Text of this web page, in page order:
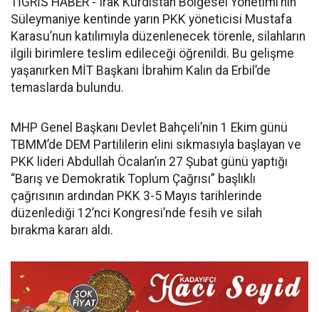
Süleymaniye kentinde yarın PKK yöneticisi Mustafa
Karasu’nun katılımıyla düzenlenecek törenle, silahların
ilgili birimlere teslim edileceği öğrenildi. Bu gelişme
yaşanırken MİT Başkanı İbrahim Kalın da Erbil’de
temaslarda bulundu.
MHP Genel Başkanı Devlet Bahçeli’nin 1 Ekim günü
TBMM’de DEM Partililerin elini sıkmasıyla başlayan ve
PKK lideri Abdullah Öcalan’ın 27 Şubat günü yaptığı
“Barış ve Demokratik Toplum Çağrısı” başlıklı
çağrısının ardından PKK 3-5 Mayıs tarihlerinde
düzenlediği 12’nci Kongresi’nde fesih ve silah
bırakma kararı aldı.